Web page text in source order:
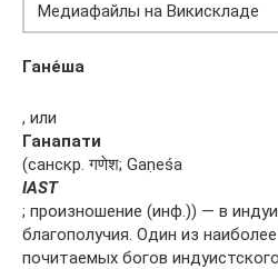
Медиафайлы на Викискладе
Гане́ша
, или
Ганапати
(санскр. गणेश; Gaṇeśa
IAST
; произношение (инф.)) — в
благополучия. Один из
почитаемых богов